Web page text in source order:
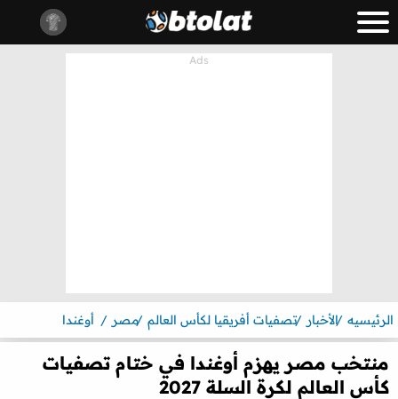
الرئيسيه الأخبار تصفيات أفريقيا لكأس العالم مصر أوغندا
منتخب مصر يهزم أوغندا في ختام تصفيات
كأس العالم لكرة السلة 2027